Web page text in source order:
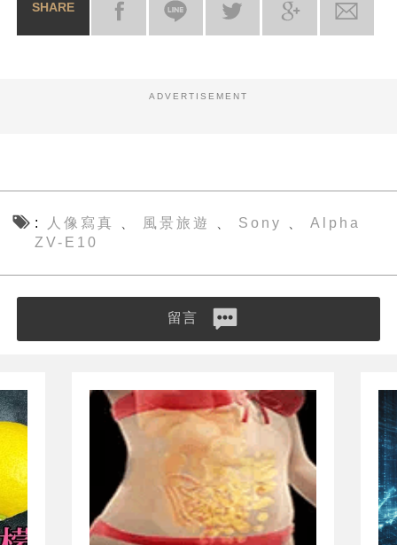
SHARE
ADVERTISEMENT
人像寫真 風景旅遊 Sony
Alpha
ZV-E10
留言